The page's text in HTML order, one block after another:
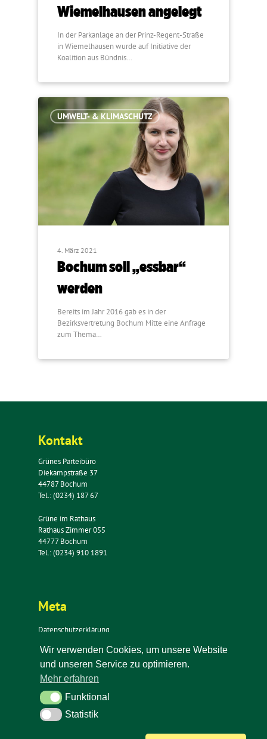
Wiemelhausen angelegt
In der Parkanlage an der Prinz-Regent-Straße
in Wiemelhausen wurde auf Initiative der
Koalition aus Bündnis…
UMWELT- & KLIMASCHUTZ
4. März 2021
Bochum soll „essbar“
werden
Bereits im Jahr 2016 gab es in der
Bezirksvertretung Bochum Mitte eine Anfrage
zum Thema…
Kontakt
Grünes Parteibüro
Diekampstraße 37
44787 Bochum
Tel.: (0234) 187 67
Grüne im Rathaus
Rathaus Zimmer 055
44777 Bochum
Tel.: (0234) 910 1891
Meta
Datenschutzerklärung
Impressum
Kontakt
Newsletter
Wir verwenden Cookies, um unsere Website
und unseren Service zu optimieren.
Mehr erfahren
FunktionalFunktional
StatistikStatistik